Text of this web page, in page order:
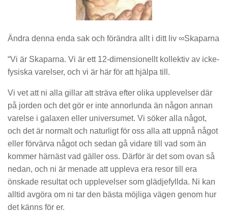
Ändra denna enda sak och förändra allt i ditt liv ∞Skaparna
“Vi är Skaparna. Vi är ett 12-dimensionellt kollektiv av icke-
fysiska varelser, och vi är här för att hjälpa till.
Vi vet att ni alla gillar att sträva efter olika upplevelser där
på jorden och det gör er inte annorlunda än någon annan
varelse i galaxen eller universumet. Vi söker alla något,
och det är normalt och naturligt för oss alla att uppnå något
eller förvärva något och sedan gå vidare till vad som än
kommer härnäst vad gäller oss. Därför är det som ovan så
nedan, och ni är menade att uppleva era resor till era
önskade resultat och upplevelser som glädjefyllda. Ni kan
alltid avgöra om ni tar den bästa möjliga vägen genom hur
det känns för er.